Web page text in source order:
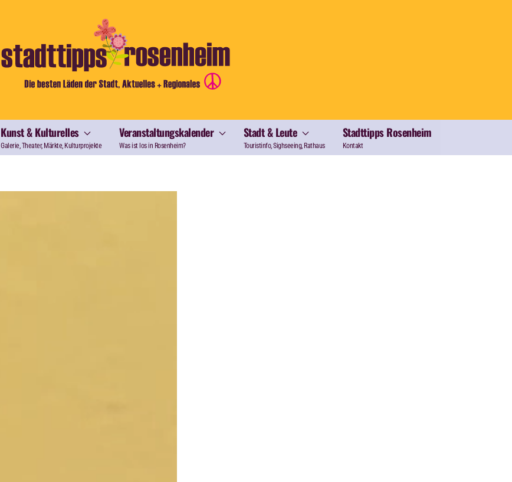
Kunst & Kulturelles
Galerie, Theater, Märkte, Kulturprojekte
Veranstaltungskalender
Was ist los in Rosenheim?
Stadt & Leute
Touristinfo, Sighseeing, Rathaus
Stadttipps Rosenheim
Kontakt